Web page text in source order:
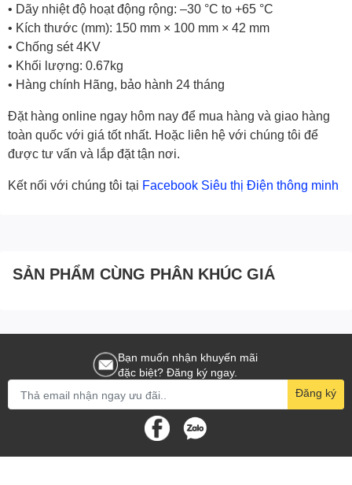
• Dãy nhiệt độ hoạt động rộng: –30 °C to +65 °C
• Kích thước (mm): 150 mm × 100 mm × 42 mm
• Chống sét 4KV
• Khối lượng: 0.67kg
• Hàng chính Hãng, bảo hành 24 tháng
Đặt hàng online ngay hôm nay để mua hàng và giao hàng
toàn quốc với giá tốt nhất. Hoặc liên hệ với chúng tôi để
được tư vấn và lắp đặt tận nơi.
Kết nối với chúng tôi tại Facebook Siêu thị Điện thông minh
SẢN PHẨM CÙNG PHÂN KHÚC GIÁ
Bạn muốn nhận khuyến mãi
đặc biệt? Đăng ký ngay.
Đăng ký